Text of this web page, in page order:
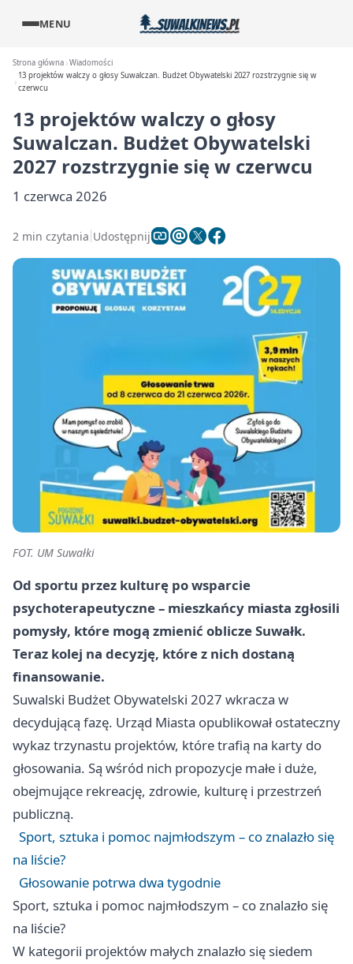
MENU
Strona główna Wiadomości
13 projektów walczy o głosy Suwalczan. Budżet Obywatelski 2027 rozstrzygnie się w
czerwcu
13 projektów walczy o głosy
Suwalczan. Budżet Obywatelski
2027 rozstrzygnie się w czerwcu
1 czerwca 2026
2 min czytania Udostępnij
FOT. UM Suwałki
Od sportu przez kulturę po wsparcie
psychoterapeutyczne – mieszkańcy miasta zgłosili
pomysły, które mogą zmienić oblicze Suwałk.
Teraz kolej na decyzję, które z nich dostaną
finansowanie.
Suwalski Budżet Obywatelski 2027 wkracza w
decydującą fazę. Urząd Miasta opublikował ostateczny
wykaz trzynastu projektów, które trafią na karty do
głosowania. Są wśród nich propozycje małe i duże,
obejmujące rekreację, zdrowie, kulturę i przestrzeń
publiczną.
Sport, sztuka i pomoc najmłodszym – co znalazło się
na liście?
Głosowanie potrwa dwa tygodnie
Sport, sztuka i pomoc najmłodszym – co znalazło się
na liście?
W kategorii projektów małych znalazło się siedem